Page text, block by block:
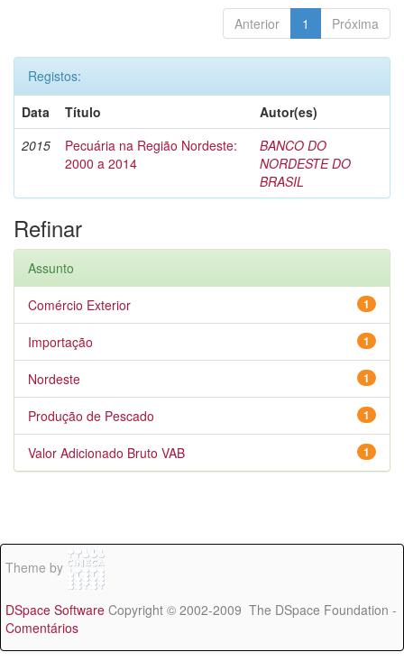
Anterior 1 Próxima
Registos:
Data
Título
Autor(es)
2015
Pecuária na Região Nordeste:
2000 a 2014
BANCO DO
NORDESTE DO
BRASIL
Refinar
Assunto
1
Comércio Exterior
1
Importação
1
Nordeste
1
Produção de Pescado
1
Valor Adicionado Bruto VAB
Theme by
DSpace Software Copyright © 2002-2009 The DSpace Foundation -
Comentários